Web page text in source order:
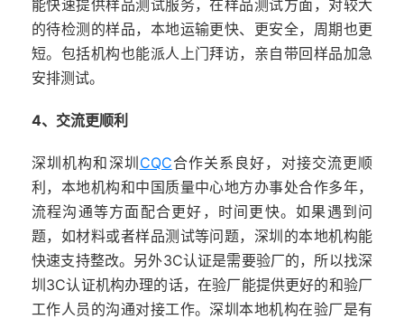
能快速提供样品测试服务，在样品测试方面，对较大
的待检测的样品，本地运输更快、更安全，周期也更
短。包括机构也能派人上门拜访，亲自带回样品加急
安排测试。
4、交流更顺利
深圳机构和深圳 CQC合作关系良好，对接交流更顺
利，本地机构和中国质量中心地方办事处合作多年，
流程沟通等方面配合更好，时间更快。如果遇到问
题，如材料或者样品测试等问题，深圳的本地机构能
快速支持整改。另外3C认证是需要验厂的，所以找深
圳3C认证机构办理的话，在验厂能提供更好的和验厂
工作人员的沟通对接工作。深圳本地机构在验厂是有